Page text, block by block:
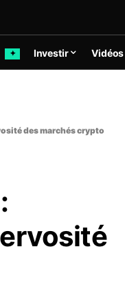
✦ Investir Vidéos
des marchés crypto